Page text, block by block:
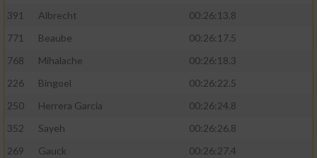
391
Albrecht
00:26:13.8
771
Beaube
00:26:17.5
768
Mihalache
00:26:18.3
226
Bingoel
00:26:22.5
250
Herrera Garcia
00:26:24.8
352
Sayeh
00:26:26.8
269
Gauck
00:26:27.4